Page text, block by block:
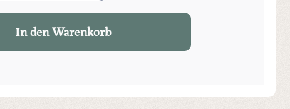
In den Warenkorb